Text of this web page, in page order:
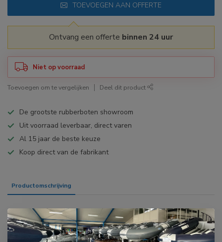
TOEVOEGEN AAN OFFERTE
Ontvang een offerte binnen 24 uur
Niet op voorraad
Toevoegen om te vergelijken Deel dit product
De grootste rubberboten showroom
Uit voorraad leverbaar, direct varen
Al 15 jaar de beste keuze
Koop direct van de fabrikant
Productomschrijving